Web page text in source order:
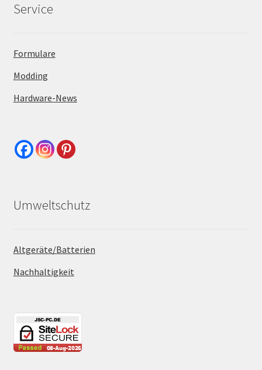
Service
Formulare
Modding
Hardware-News
Umweltschutz
Altgeräte/Batterien
Nachhaltigkeit